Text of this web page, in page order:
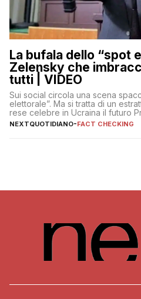
La bufala dello “spot
Zelensky che
tutti | VIDEO
Sui social circola una scena
elettorale”. Ma si tratta di un
rese celebre in Ucraina il futuro
NEXTQUOTIDIANO-FACT CHECKING